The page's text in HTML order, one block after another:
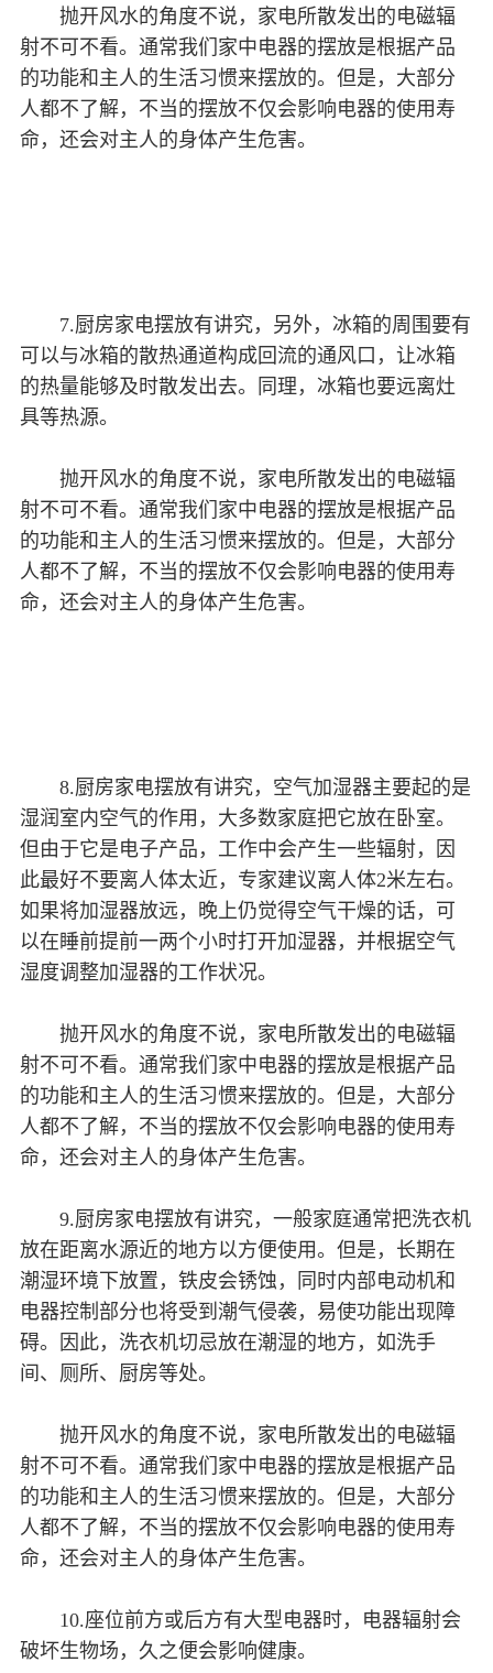
抛开风水的角度不说，家电所散发出的电磁辐
射不可不看。通常我们家中电器的摆放是根据产品
的功能和主人的生活习惯来摆放的。但是，大部分
人都不了解，不当的摆放不仅会影响电器的使用寿
命，还会对主人的身体产生危害。
7.厨房家电摆放有讲究，另外，冰箱的周围要有
可以与冰箱的散热通道构成回流的通风口，让冰箱
的热量能够及时散发出去。同理，冰箱也要远离灶
具等热源。
抛开风水的角度不说，家电所散发出的电磁辐
射不可不看。通常我们家中电器的摆放是根据产品
的功能和主人的生活习惯来摆放的。但是，大部分
人都不了解，不当的摆放不仅会影响电器的使用寿
命，还会对主人的身体产生危害。
8.厨房家电摆放有讲究，空气加湿器主要起的是
湿润室内空气的作用，大多数家庭把它放在卧室。
但由于它是电子产品，工作中会产生一些辐射，因
此最好不要离人体太近，专家建议离人体2米左右。
如果将加湿器放远，晚上仍觉得空气干燥的话，可
以在睡前提前一两个小时打开加湿器，并根据空气
湿度调整加湿器的工作状况。
抛开风水的角度不说，家电所散发出的电磁辐
射不可不看。通常我们家中电器的摆放是根据产品
的功能和主人的生活习惯来摆放的。但是，大部分
人都不了解，不当的摆放不仅会影响电器的使用寿
命，还会对主人的身体产生危害。
9.厨房家电摆放有讲究，一般家庭通常把洗衣机
放在距离水源近的地方以方便使用。但是，长期在
潮湿环境下放置，铁皮会锈蚀，同时内部电动机和
电器控制部分也将受到潮气侵袭，易使功能出现障
碍。因此，洗衣机切忌放在潮湿的地方，如洗手
间、厕所、厨房等处。
抛开风水的角度不说，家电所散发出的电磁辐
射不可不看。通常我们家中电器的摆放是根据产品
的功能和主人的生活习惯来摆放的。但是，大部分
人都不了解，不当的摆放不仅会影响电器的使用寿
命，还会对主人的身体产生危害。
10.座位前方或后方有大型电器时，电器辐射会
破坏生物场，久之便会影响健康。